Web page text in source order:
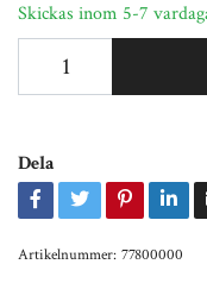
Skickas inom 5-7
Dela
Artikelnummer: 77800000